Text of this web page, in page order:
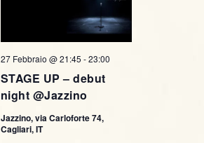
STAGE UP – debut
night @Jazzino
27 Febbraio @ 21:45 -23:00
Jazzino, via Carloforte 74,
Cagliari, IT